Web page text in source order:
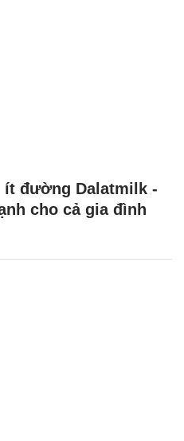
đường Dalatmilk -
cho cả gia đình